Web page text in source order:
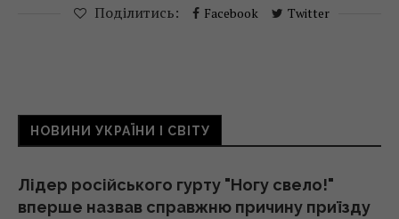
Поділитись: Facebook Twitter
НОВИНИ УКРАЇНИ І СВІТУ
Лідер російського гурту "Ногу свело!"
вперше назвав справжню причину приїзду